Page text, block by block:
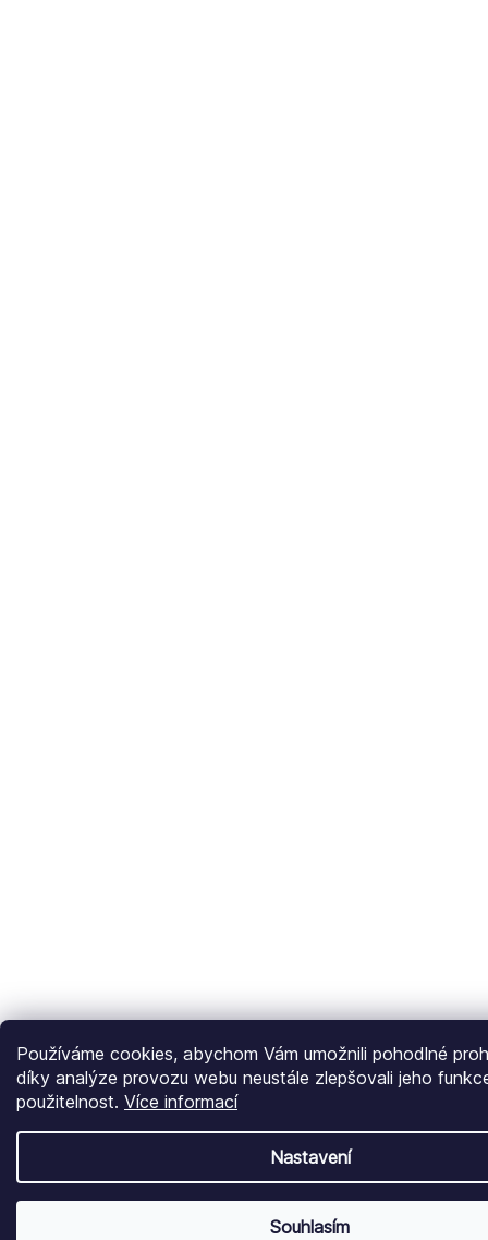
Používáme cookies, abychom Vám umožnili pohodlné
díky analýze provozu webu neustále zlepšovali jeho
použitelnost. Více informací
Nastavení
Souhlasím